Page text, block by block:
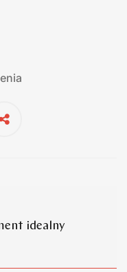
idealny